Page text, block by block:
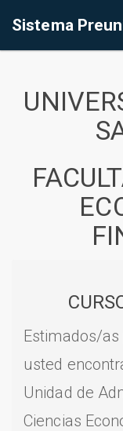
Sistema
Estimados/
usted
Unidad de
Ciencias